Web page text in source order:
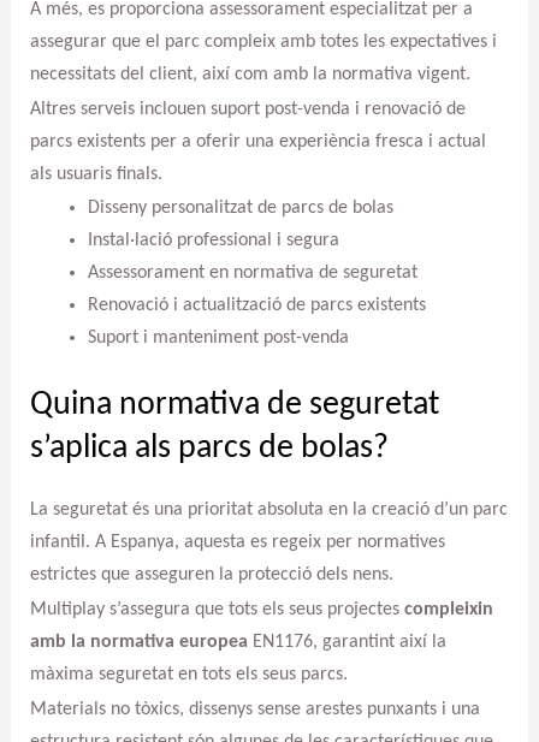
A més, es proporciona assessorament especialitzat per a
assegurar que el parc compleix amb totes les expectatives i
necessitats del client, així com amb la normativa vigent.
Altres serveis inclouen suport post-venda i renovació de
parcs existents per a oferir una experiència fresca i actual
als usuaris finals.
Disseny personalitzat de parcs de bolas
Instal·lació professional i segura
Assessorament en normativa de seguretat
Renovació i actualització de parcs existents
Suport i manteniment post-venda
Quina normativa de seguretat
s’aplica als parcs de bolas?
La seguretat és una prioritat absoluta en la creació d’un parc
infantil. A Espanya, aquesta es regeix per normatives
estrictes que asseguren la protecció dels nens.
Multiplay s’assegura que tots els seus projectes compleixin
amb la normativa europea EN1176, garantint així la
màxima seguretat en tots els seus parcs.
Materials no tòxics, dissenys sense arestes punxants i una